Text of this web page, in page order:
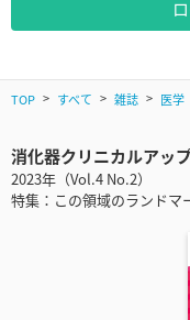
TOP すべて 雑誌 医学
消化器クリニカルアッ
2023年（Vol.4 No.2）
特集：この領域のランドマ